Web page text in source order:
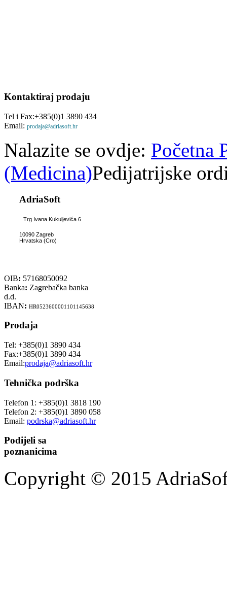
Kontaktiraj prodaju
Tel i Fax:+385(0)1 3890 434
Email: prodaja@adriasoft.hr
Nalazite se ovdje: Početna
(Medicina)Pedijatrijske
AdriaSoft
Trg Ivana Kukuljevića 6
10090 Zagreb
Hrvatska (Cro)
OIB: 57168050092
Banka: Zagrebačka banka
d.d.
IBAN: HR0523600001101145638
Prodaja
Tel: +385(0)1 3890 434
Fax:+385(0)1 3890 434
Email:prodaja@adriasoft.hr
Tehnička podrška
Telefon 1: +385(0)1 3818 190
Telefon 2: +385(0)1 3890 058
Email: podrska@adriasoft.hr
Podijeli sa
poznanicima
Copyright © 2015